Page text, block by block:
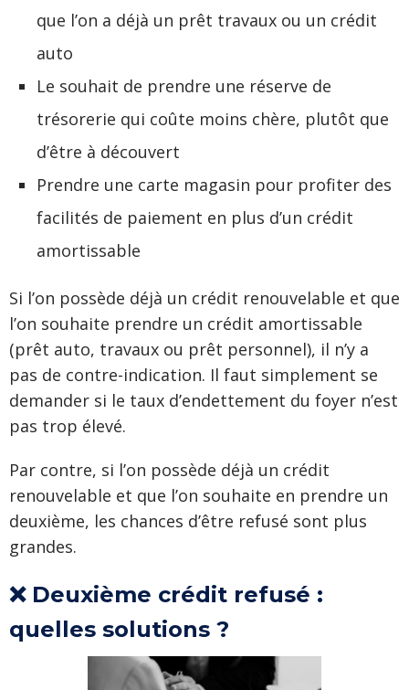
que l’on a déjà un prêt travaux ou un crédit
auto
Le souhait de prendre une réserve de
trésorerie qui coûte moins chère, plutôt que
d’être à découvert
Prendre une carte magasin pour profiter des
facilités de paiement en plus d’un crédit
amortissable
Si l’on possède déjà un crédit renouvelable et que
l’on souhaite prendre un crédit amortissable
(prêt auto, travaux ou prêt personnel), il n’y a
pas de contre-indication. Il faut simplement se
demander si le taux d’endettement du foyer n’est
pas trop élevé.
Par contre, si l’on possède déjà un crédit
renouvelable et que l’on souhaite en prendre un
deuxième, les chances d’être refusé sont plus
grandes.
❌ Deuxième crédit refusé :
quelles solutions ?